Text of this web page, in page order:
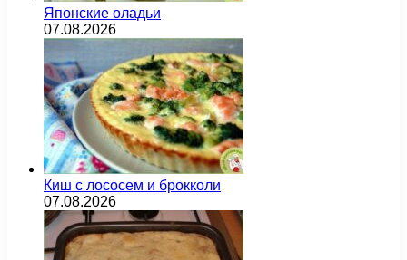
Японские оладьи
07.08.2026
Киш с лососем и брокколи
07.08.2026